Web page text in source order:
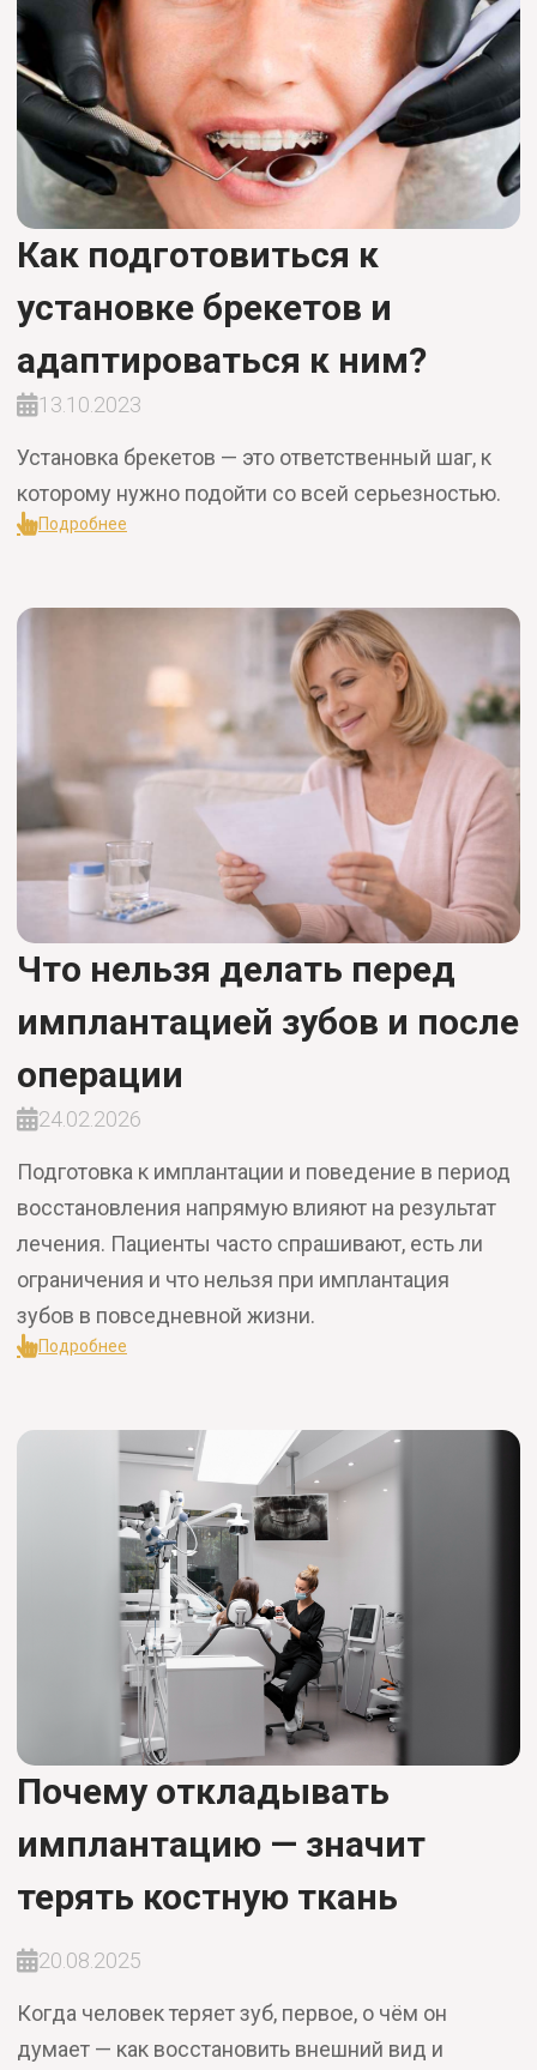
Как подготовиться к
установке брекетов и
адаптироваться к ним?
13.10.2023
Установка брекетов — это ответственный шаг, к
которому нужно подойти со всей серьезностью.
Подробнее
Что нельзя делать перед
имплантацией зубов и после
операции
24.02.2026
Подготовка к имплантации и поведение в период
восстановления напрямую влияют на результат
лечения. Пациенты часто спрашивают, есть ли
ограничения и что нельзя при имплантация
зубов в повседневной жизни.
Подробнее
Почему откладывать
имплантацию — значит
терять костную ткань
20.08.2025
Когда человек теряет зуб, первое, о чём он
думает — как восстановить внешний вид и